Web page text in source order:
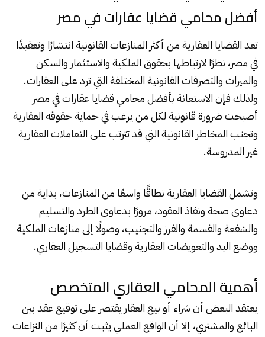
أفضل محامي قضايا عقارات في مصر
تعد القضايا العقارية من أكثر المنازعات القانونية انتشارًا وتعقيدًا
في مصر، نظرًا لارتباطها بحقوق الملكية والاستثمار والسكن
والميراث والتصرفات القانونية المختلفة التي ترد على العقارات.
ولذلك فإن الاستعانة بأفضل محامي قضايا عقارات في مصر
أصبحت ضرورة قانونية لكل من يرغب في حماية حقوقه العقارية
وتجنب المخاطر القانونية التي قد تترتب على التعاملات العقارية
غير المدروسة.
وتشمل القضايا العقارية نطاقًا واسعًا من المنازعات، بداية من
دعاوى صحة ونفاذ العقود، مرورًا بدعاوى الطرد والتسليم
والشفعة والقسمة والفرز والتجنيب، وصولًا إلى منازعات الملكية
ووضع اليد والتعويضات العقارية وقضايا التسجيل العقاري.
أهمية المحامي العقاري المتخصص
يعتقد البعض أن شراء أو بيع العقار يقتصر على توقيع عقد بين
البائع والمشتري، إلا أن الواقع العملي يثبت أن كثيرًا من النزاعات